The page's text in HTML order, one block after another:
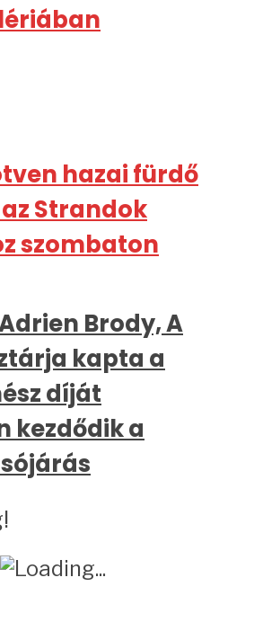
hazai fürdő
Strandok
szombaton
Brody, A
kapta a
díját
kezdődik a